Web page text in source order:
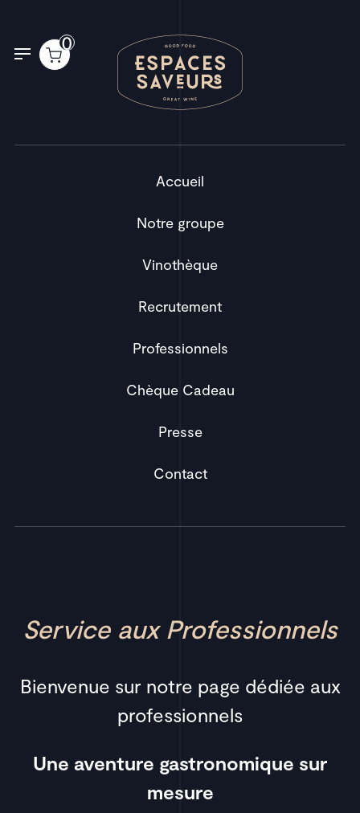
0
Accueil
Notre groupe
Vinothèque
Recrutement
Professionnels
Chèque Cadeau
Presse
Contact
Service aux Professionnels
Bienvenue sur notre page dédiée aux
professionnels
Une aventure gastronomique sur
mesure